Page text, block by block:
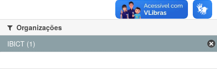
Organizações
IBICT (1)